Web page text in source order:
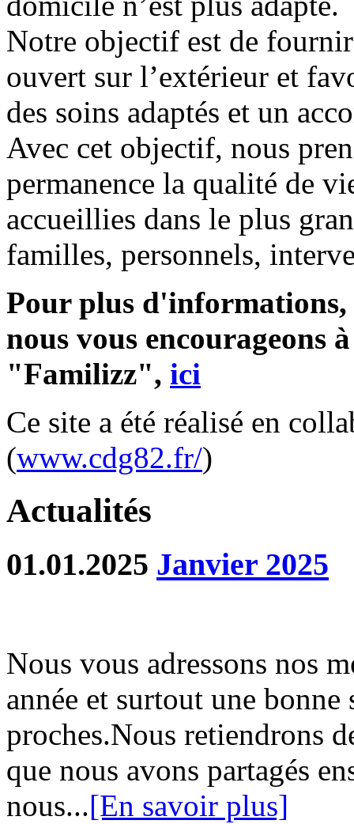
Notre objectif est de
ouvert sur l’extérieur et
des soins adaptés et un
Avec cet objectif, nous
permanence la qualité de
accueillies dans le plus
familles, personnels,
Pour plus d'informations,
nous vous encourageons
"Familizz", ici
Ce site a été réalisé en
(www.cdg82.fr/)
Actualités
01.01.2025 Janvier 2025
Nous vous adressons nos
année et surtout une
proches.Nous retiendrons
que nous avons partagés
nous...[En savoir plus]